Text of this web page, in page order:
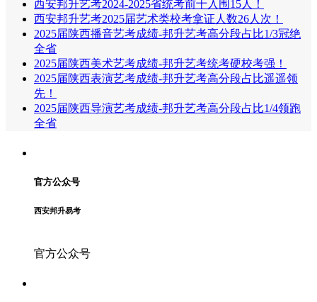
西安邦升艺考2024-2025省统考前十入围15人！
西安邦升艺考2025届艺术类校考拿证人数26人次！
2025届陕西播音艺考成绩-邦升艺考高分段占比1/3冠绝
全省
2025届陕西美术艺考成绩-邦升艺考统考硬校考强！
2025届陕西表演艺考成绩-邦升艺考高分段占比遥遥领
先！
2025届陕西导演艺考成绩-邦升艺考高分段占比1/4领跑
全省
官方公众号
西安邦升易考
官方公众号